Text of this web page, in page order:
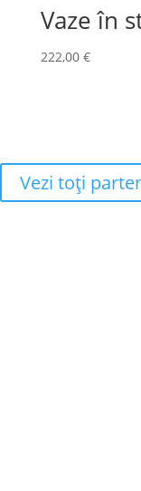
Vaze în
222,00 €
Vezi toţi